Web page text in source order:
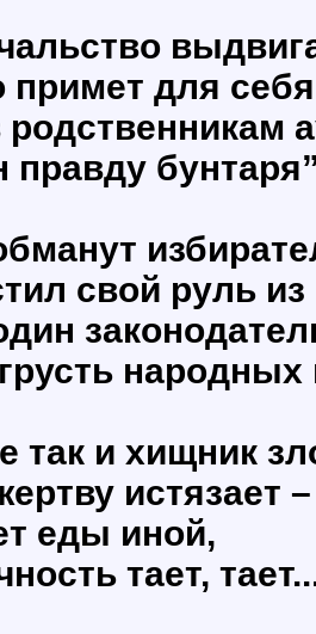
примет для
правду
свой руль из
народных
так и хищник
истязает –
еды иной,
тает,